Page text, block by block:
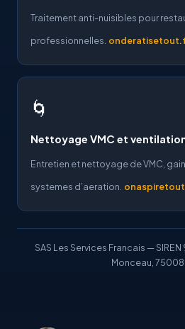
Traitement anti-nuisibles pour
professionnelles.
🌀
Nettoyage VMC et
Entretien et nettoyage de VMC,
systemes d’aeration.
SAS Les Services Francais — SIREN
Monceau, 75008